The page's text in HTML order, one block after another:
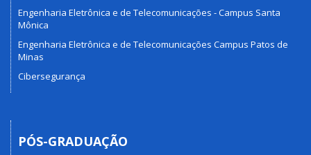
Engenharia Eletrônica e de Telecomunicações - Campus Santa
Mônica
Engenharia Eletrônica e de Telecomunicações Campus Patos de
Minas
Cibersegurança
PÓS-GRADUAÇÃO